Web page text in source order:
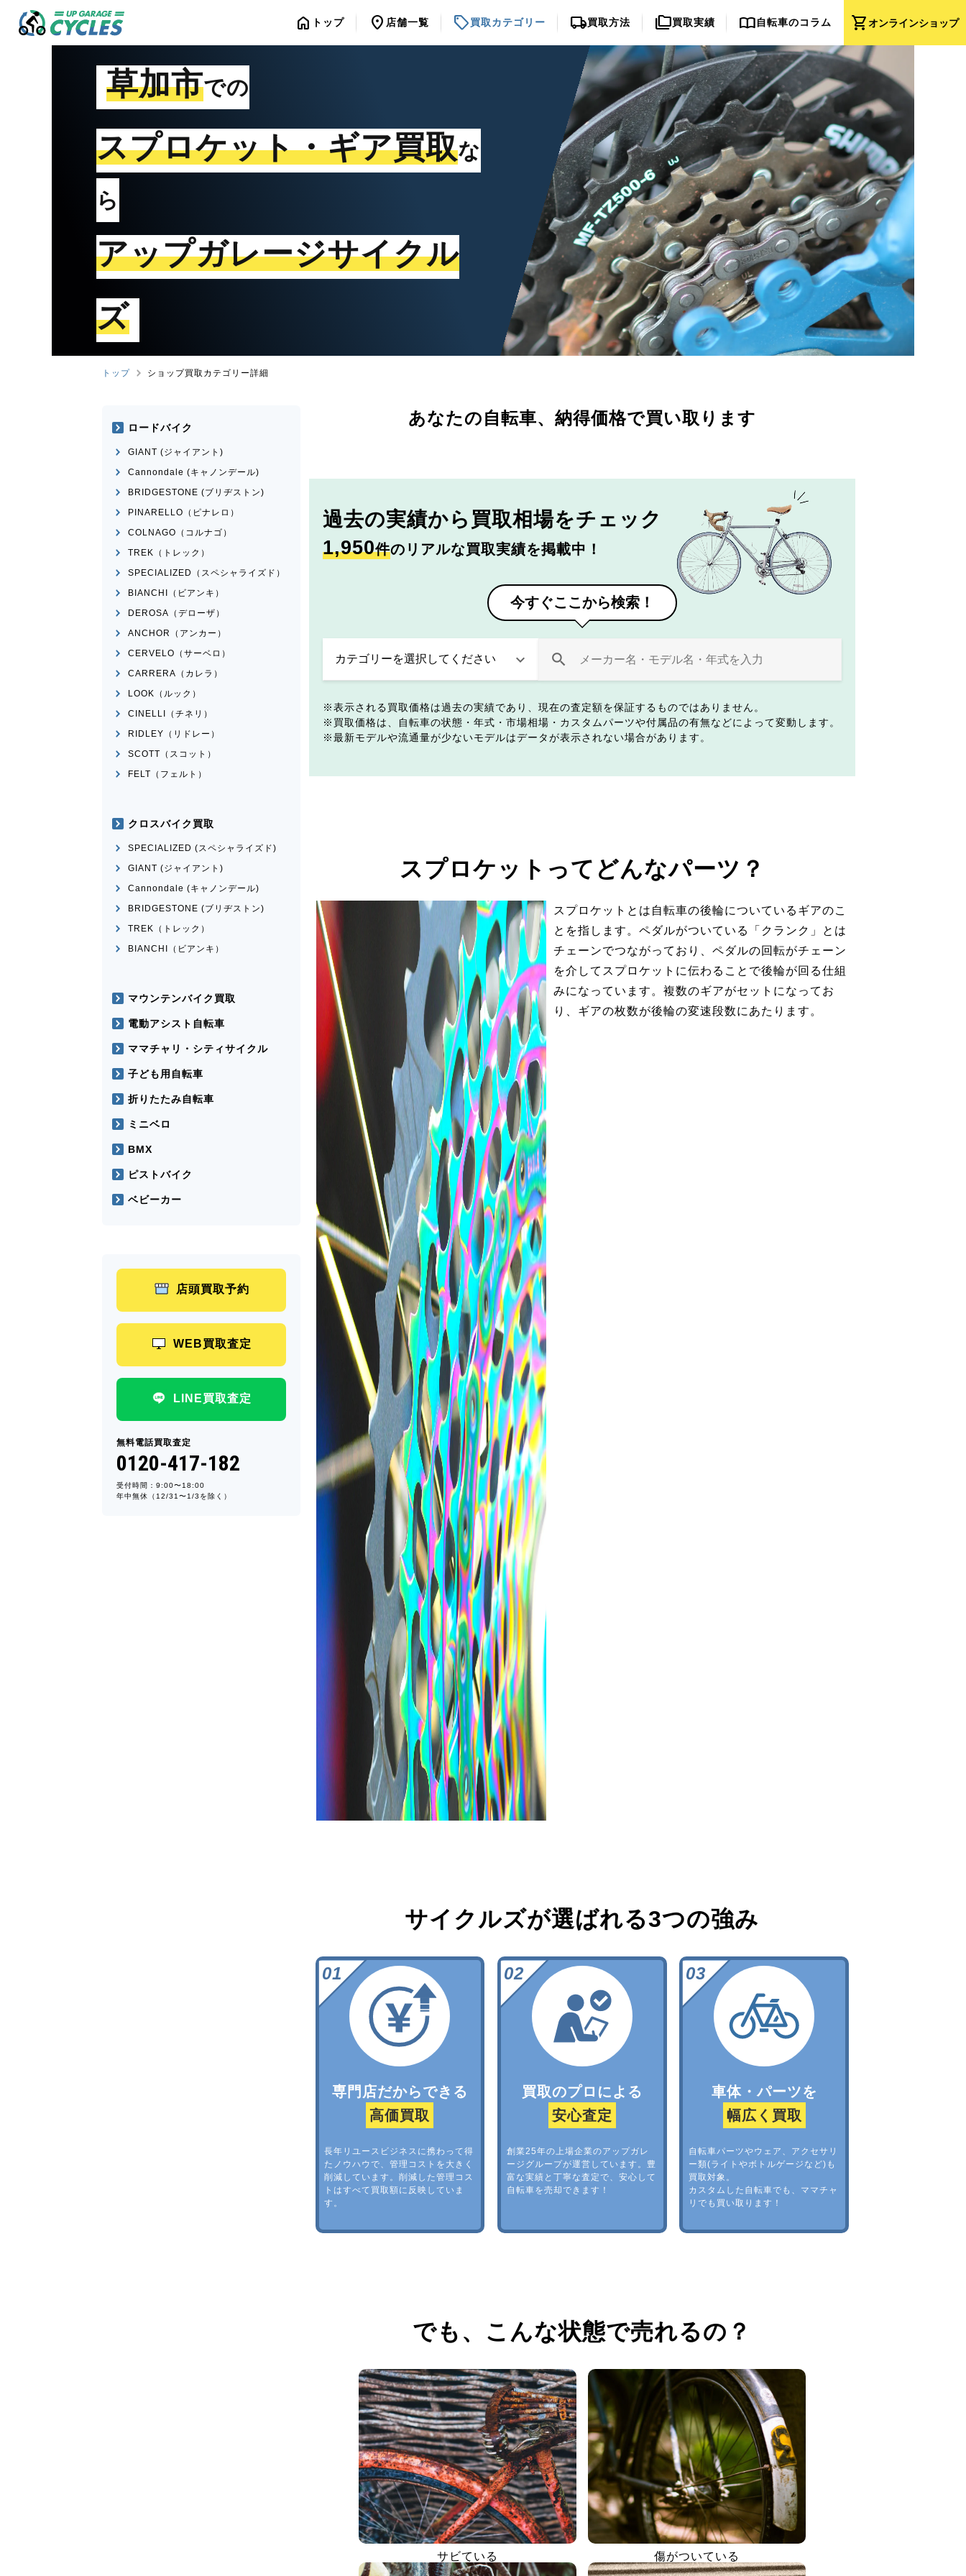
shopping_cartオンラインショップ
home トップ location_on 店舗一覧 sell買取カテゴリー local_shipping買取方法 folder_copy買取実績 import_contacts自転車のコラム
草加市での
スプロケット・ギア買取な
ら
アップガレージサイクル
ズ
トップ ショップ買取カテゴリー詳細
あなたの自転車、 納得価格で買い取ります
過去の実績から 買取相場をチェック
1,950件のリアルな買取実績を掲載中！
今すぐここから検索！
表示される買取価格は過去の実績であり、現在の査定額を保証するものではありません。
買取価格は、自転車の状態・年式・市場相場・カスタムパーツや付属品の有無などによって変動します。
最新モデルや流通量が少ないモデルはデータが表示されない場合があります。
スプロケットってどんなパーツ？
スプロケットとは自転車の後輪についているギアのこ
とを指します。ペダルがついている「クランク」とは
チェーンでつながっており、ペダルの回転がチェーン
を介してスプロケットに伝わることで後輪が回る仕組
みになっています。複数のギアがセットになってお
り、ギアの枚数が後輪の変速段数にあたります。
サイクルズが選ばれる3つの強み
専門店だからできる
高価買取
長年リユースビジネスに携わって得
たノウハウで、管理コストを大きく
削減しています。削減した管理コス
トはすべて買取額に反映していま
す。
買取のプロによる
安心査定
創業25年の上場企業のアップガレ
ージグループが運営しています。豊
富な実績と丁寧な査定で、安心して
自転車を売却できます！
車体・パーツを
幅広く買取
自転車パーツやウェア、アクセサリ
ー類(ライトやボトルゲージなど)も
買取対象。
カスタムした自転車でも、ママチャ
リでも買い取ります！
でも、 こんな状態で売れるの？
サビている 傷がついている
ロードバイク
GIANT (ジャイアント)
Cannondale (キャノンデール)
BRIDGESTONE (ブリヂストン)
PINARELLO（ピナレロ）
COLNAGO（コルナゴ）
TREK（トレック）
SPECIALIZED（スペシャライズド）
BIANCHI（ビアンキ）
DEROSA（デローザ）
ANCHOR（アンカー）
CERVELO（サーベロ）
CARRERA（カレラ）
LOOK（ルック）
CINELLI（チネリ）
RIDLEY（リドレー）
SCOTT（スコット）
FELT（フェルト）
クロスバイク買取
SPECIALIZED (スペシャライズド)
GIANT (ジャイアント)
Cannondale (キャノンデール)
BRIDGESTONE (ブリヂストン)
TREK（トレック）
BIANCHI（ビアンキ）
マウンテンバイク買取
電動アシスト自転車
ママチャリ・シティサイクル
子ども用自転車
折りたたみ自転車
ミニベロ
BMX
ピストバイク
ベビーカー
店頭買取予約
WEB買取査定
LINE買取査定
無料電話買取査定
0120-417-182
受付時間：9:00〜18:00
年中無休（12/31〜1/3を除く）